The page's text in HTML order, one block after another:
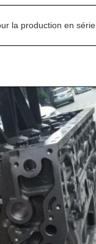
la production en série